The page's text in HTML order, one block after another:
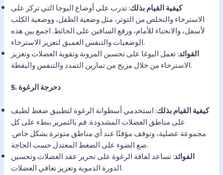
كيفية القيام بذلك: تدرب على أوضاع اليوجا التي تركز على
الاسترخاء والتخلص من التوتر، مثل وضعية الطفل، ووضعية الكلب
لأسفل، والانحناء للأمام، ورفع الساقين على الحائط. اجمع بين هذه
الوضعيات والتنفس العميق لتعزيز الاسترخاء.
الفوائد: تعمل اليوغا على تحسين المرونة وتقوية العضلات وتعزيز
الاسترخاء من خلال مزيج من تمارين التمدد والتنفس واليقظة.
5. دحرجة الرغوة
كيفية القيام بذلك: استخدمي أسطوانة الرغوة لتطبيق ضغط لطيف
على مناطق العضلات المشدودة. قم بالتمرير ببطء على كل
مجموعة عضلية، وتوقف مؤقتًا عند أي مناطق متوترة بشكل خاص.
ضع الضوء على الضغط المعتدل حسب الحاجة.
الفوائد: تساعد لفافة الرغوة على تحرير عقد العضلات وتحسين
الدورة الدموية وتعزيز تعافي العضلات.